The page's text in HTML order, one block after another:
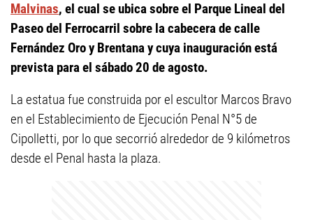
Malvinas, el cual se ubica sobre el Parque Lineal del
Paseo del Ferrocarril sobre la cabecera de calle
Fernández Oro y Brentana y cuya inauguración está
prevista para el sábado 20 de agosto.
La estatua fue construida por el escultor Marcos Bravo
en el Establecimiento de Ejecución Penal N°5 de
Cipolletti, por lo que secorrió alrededor de 9 kilómetros
desde el Penal hasta la plaza.